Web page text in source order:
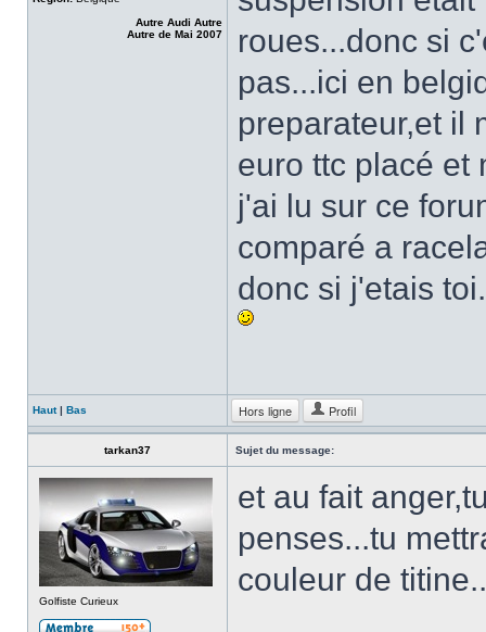
Autre Audi Autre
Autre de Mai 2007
roues...donc si
pas...ici en
preparateur,et il
euro ttc placé et
j'ai lu sur ce
comparé a
donc si j'etais
Haut| Bas Hors ligne Profil
tarkan37 Sujet du message:
Golfiste Curieux
et au fait
penses...tu
couleur de titine..